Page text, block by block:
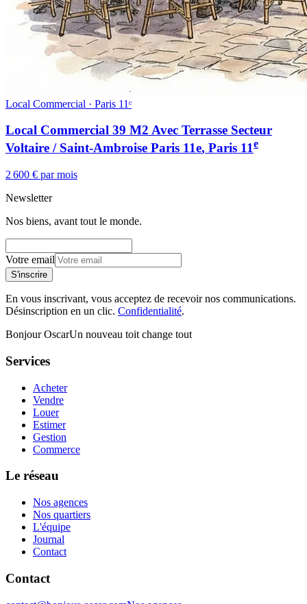
Local Commercial · Paris 11ᵉ
Local Commercial 39 M2 Avec Terrasse Secteur
Voltaire / Saint-Ambroise Paris 11e, Paris 11e
2 600 € par mois
Newsletter
Nos biens, avant tout le monde.
Votre email
S'inscrire
En vous inscrivant, vous acceptez de recevoir nos communications.
Désinscription en un clic. Confidentialité.
Bonjour OscarUn nouveau toit change tout
Services
Acheter
Vendre
Louer
Estimer
Gestion
Commerce
Le réseau
Nos agences
Nos quartiers
L'équipe
Journal
Contact
Contact